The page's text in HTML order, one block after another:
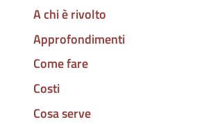
A chi è rivolto
Approfondimenti
Come fare
Costi
Cosa serve